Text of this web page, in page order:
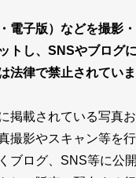
電子版）などを撮影
トし、SNSやブログ
法律で禁止されていま
掲載されている写真
撮影やスキャン等を
ブログ、SNS等に公